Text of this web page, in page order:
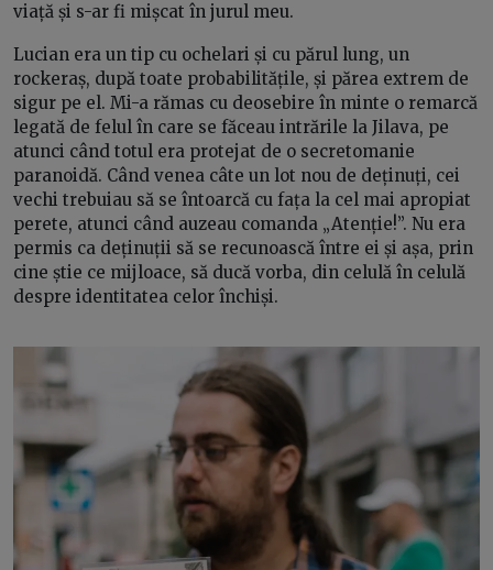
viață și s-ar fi mișcat în jurul meu.
Lucian era un tip cu ochelari și cu părul lung, un
rockeraș, după toate probabilitățile, și părea extrem de
sigur pe el. Mi-a rămas cu deosebire în minte o remarcă
legată de felul în care se făceau intrările la Jilava, pe
atunci când totul era protejat de o secretomanie
paranoidă. Când venea câte un lot nou de deținuți, cei
vechi trebuiau să se întoarcă cu fața la cel mai apropiat
perete, atunci când auzeau comanda „Atenție!”. Nu era
permis ca deținuții să se recunoască între ei și așa, prin
cine știe ce mijloace, să ducă vorba, din celulă în celulă
despre identitatea celor închiși.